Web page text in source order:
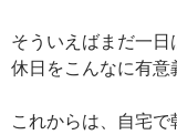
そういえばまだ一日
休日をこんなに有意
これからは、自宅で